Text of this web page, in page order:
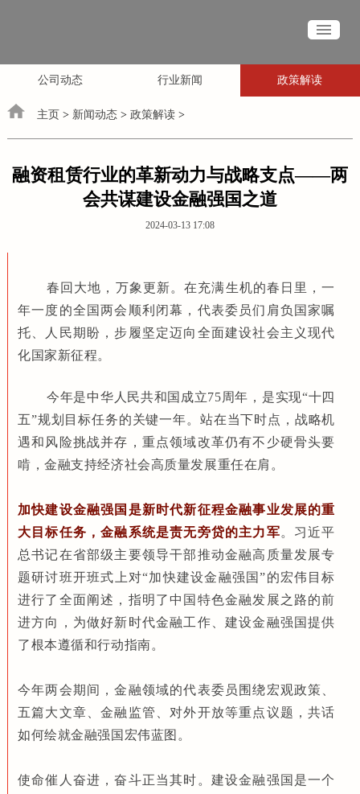
公司动态 行业新闻 政策解读
主页 > 新闻动态> 政策解读>
融资租赁行业的革新动力与战略支点——两
会共谋建设金融强国之道
2024-03-13 17:08
春 回大地，万象更新。在充满生机的春日里，一
年一度的全国两会顺利闭幕，代表委员们肩负国家嘱
托、人民期盼，步履坚定迈向全面建设社会主义现代
化国家新征程。
今年是中华人民共和国成立75周年，是实现“十四
五”规划目标任务的关键一年。站在当下时点，战略机
遇和风险挑战并存，重点领域改革仍有不少硬骨头要
啃，金融支持经济社会高质量发展重任在肩。
加快建设金融强国是新时代新征程金融事业发展的重
大目标任务，金融系统是责无旁贷的主力军。习近平
总书记在省部级主要领导干部推动金融高质量发展专
题研讨班开班式上对“加快建设金融强国”的宏伟目标
进行了全面阐述，指明了中国特色金融发展之路的前
进方向，为做好新时代金融工作、建设金融强国提供
了根本遵循和行动指南。
今年两会期间，金融领域的代表委员围绕宏观政策、
五篇大文章、金融监管、对外开放等重点议题，共话
如何绘就金融强国宏伟蓝图。
使命催人奋进，奋斗正当其时。建设金融强国是一个